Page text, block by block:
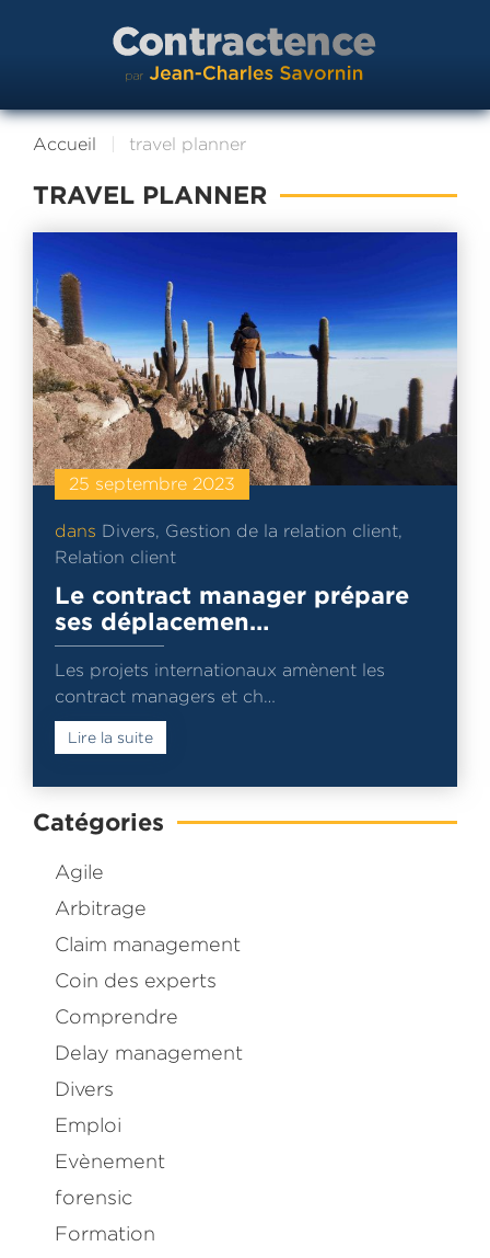
Accueil travel planner
TRAVEL PLANNER
25 septembre 2023
dans Divers, Gestion de la relation client,
Relation client
Le contract manager prépare
ses déplacemen…
Les projets internationaux amènent les
contract managers et ch…
Lire la suite
Catégories
Agile
Arbitrage
Claim management
Coin des experts
Comprendre
Delay management
Divers
Emploi
Evènement
forensic
Formation